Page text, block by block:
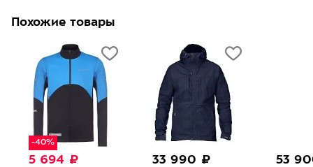
Похожие товары
-40%
5 694 ₽
33 990 ₽ 53